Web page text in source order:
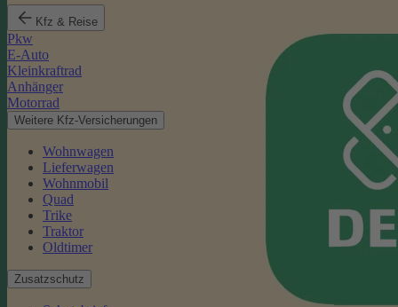
Kfz & Reise
Pkw
E-Auto
Kleinkraftrad
Anhänger
Motorrad
Weitere Kfz-Versicherungen
Wohnwagen
Lieferwagen
Wohnmobil
Quad
Trike
Traktor
Oldtimer
Zusatzschutz